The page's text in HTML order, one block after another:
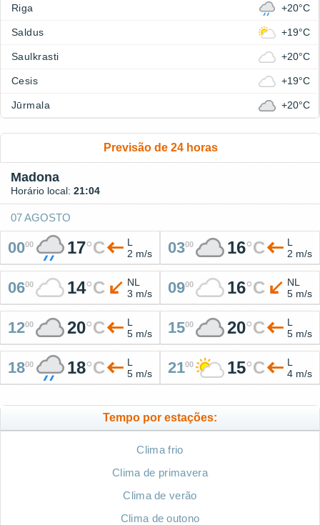
Riga +20°C
Saldus +19°C
Saulkrasti +20°C
Cesis +19°C
Jūrmala +20°C
Previsão de 24 horas
Madona
Horário local: 21:04
07 AGOSTO
0000 17°C
L
2 m/s
0300 16°C
L
2 m/s
0600 14°C
NL
3 m/s
0900 16°C
NL
5 m/s
1200 20°C
L
5 m/s
1500 20°C
L
5 m/s
1800 18°C
L
5 m/s
2100 15°C
L
4 m/s
Tempo por estações:
Clima frio
Clima de primavera
Clima de verão
Clima de outono